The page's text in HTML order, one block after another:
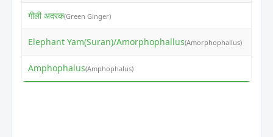
गीली अदरक(Green Ginger)
Elephant Yam(Suran)/Amorphophallus(Amorphophallus)
Amphophalus(Amphophalus)